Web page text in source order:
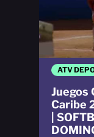
ATV
Juegos
Caribe
|